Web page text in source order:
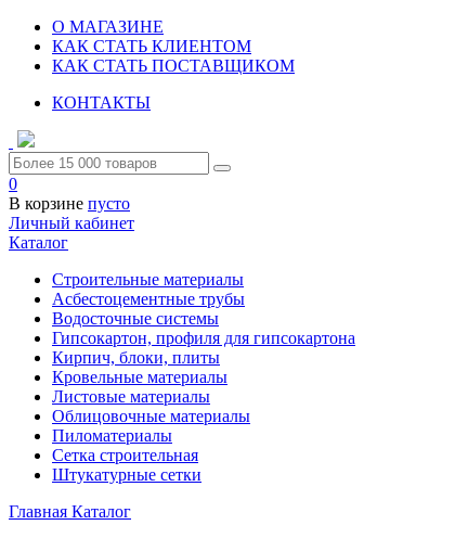
О МАГАЗИНЕ
КАК СТАТЬ КЛИЕНТОМ
КАК СТАТЬ ПОСТАВЩИКОМ
КОНТАКТЫ
0
В корзине пусто
Личный кабинет
Каталог
Строительные материалы
Асбестоцементные трубы
Водосточные системы
Гипсокартон, профиля для гипсокартона
Кирпич, блоки, плиты
Кровельные материалы
Листовые материалы
Облицовочные материалы
Пиломатериалы
Сетка строительная
Штукатурные сетки
Главная Каталог